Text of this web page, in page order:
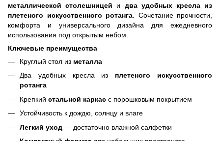
металлической столешницей и два удобных кресла из
плетеного искусственного ротанга . Сочетание прочности,
комфорта и универсального дизайна для ежедневного
использования под открытым небом.
Ключевые преимущества
Круглый стол из металла
Два удобных кресла из плетеного искусственного
ротанга
Крепкий стальной каркас с порошковым покрытием
Устойчивость к дождю, солнцу и влаге
Легкий уход — достаточно влажной салфетки